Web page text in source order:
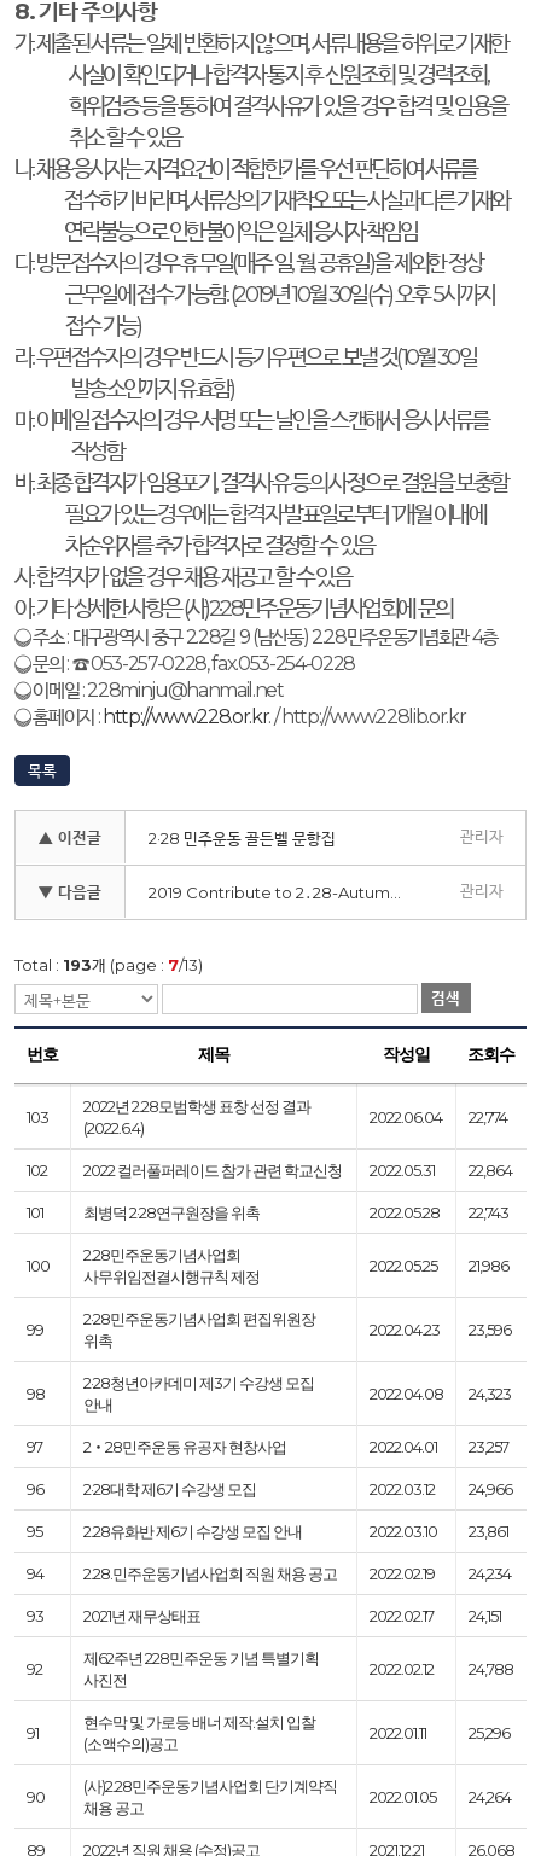
8.기타 주의사항
가.제출된 서류는 일체 반환하지 않으며,서류내용을 허위로 기재한
사실이 확인되거나 합격자 통지 후 신원조회 및 경력조회,
학위검증 등을 통하여 결격사유가 있을 경우 합격 및 임용을
취소 할 수 있음
나.채용 응시자는 자격요건이 적합한가를 우선 판단하여 서류를
접수하기 바라며,서류상의 기재착오 또는 사실과 다른 기재와
연락불능으로 인한 불이익은 일체 응시자 책임임
다.방문접수자의 경우 휴무일(매주 일,월,공휴일)을 제외한 정상
근무일에 접수 가능함. (2019년10월30일(수)오후5시까지
접수 가능)
라.우편접수자의 경우 반드시 등기우편으로 보낼 것(10월30일
발송소인까지 유효함)
마.이메일 접수자의 경우 서명 또는 날인을 스캔해서 응시서류를
작성함
바.최종 합격자가 임용포기 ,결격사유 등의 사정으로 결원을 보충할
필요가 있는 경우에는 합격자 발표일로부터1개월 이내에
차순위자를 추가 합격자로 결정할 수 있음
사.합격자가 없을 경우 채용 재공고 할 수 있음
아.기타 상세한 사항은(사)2·28민주운동기념사업회에 문의
❍주소: 대구광역시 중구2.28길9 (남산동) 2.28민주운동기념회관4층
❍문의:☎053-257-0228, fax.053-254-0228
❍이메일: 228minju@hanmail.net
❍홈페이지 : http://www.228.or.kr. / http://www.228lib.or.kr
목록
▲ 이전글 2·28 민주운동 골든벨 문항집 관리자
▼ 다음글 관리자
Total : 193개 (page : 7/13)
검색
번호 제목 작성일 조회수
103
2022년 2.28모범학생 표창 선정 결과
(2022.6.4)
2022.06.04 22,774
102 2022 컬러풀퍼레이드 참가 관련 학교신청 2022.05.31 22,864
101 최병덕 2·28연구원장을 위촉 2022.05.28 22,743
100
2.28민주운동기념사업회
사무위임전결시행규칙 제정
2022.05.25 21,986
99
2·28민주운동기념사업회 편집위원장
위촉
2022.04.23 23,596
98
2·28청년아카데미 제3기 수강생 모집
안내
2022.04.08 24,323
97 2‧28민주운동 유공자 현창사업 2022.04.01 23,257
96 2·28대학 제6기 수강생 모집 2022.03.12 24,966
95 2.28유화반 제6기 수강생 모집 안내 2022.03.10 23,861
94 2.28.민주운동기념사업회 직원 채용 공고 2022.02.19 24,234
93 2021년 재무상태표 2022.02.17 24,151
92
제62주년 228민주운동 기념 특별기획
사진전
2022.02.12 24,788
91
현수막 및 가로등 배너 제작.설치 입찰
(소액수의)공고
2022.01.11 25,296
90
(사)2.28민주운동기념사업회 단기계약직
채용 공고
2022.01.05 24,264
89 2022년 직원 채용 (수정)공고 2021.12.21 26,068